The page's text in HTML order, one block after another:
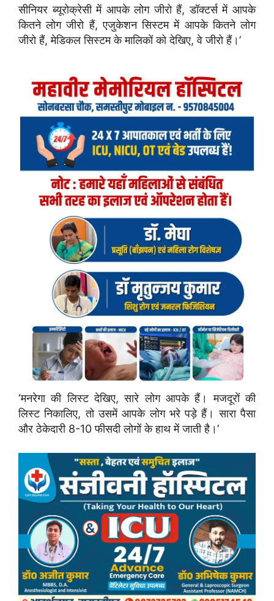
सीनियर ब्यूरोक्रेसी में आपके लोग जीरो हैं, डॉक्टर्स में आपके
कितने लोग जीरो हैं, एजुकेशन सिस्टम में आपके कितने लोग
जीरो हैं, मेडिकल सिस्टम के मालिकों को देखिए, वे जीरो हैं।’
‘मनरेगा की लिस्ट देखिए, सारे लोग आपके हैं। मजदूरों की
लिस्ट निकालिए, तो उसमें आपके लोग भरे पड़े हैं। सारा पैसा
और ठेकेदारी 8-10 फीसदी लोगों के हाथ में जाती है।’